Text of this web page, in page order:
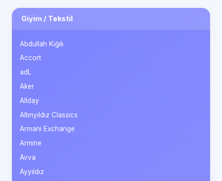
Giyim / Tekstil
Abdullah Kiğılı
Accort
adL
Aker
Allday
Altınyıldız Classics
Armani Exchange
Armine
Avva
Ayyıldız